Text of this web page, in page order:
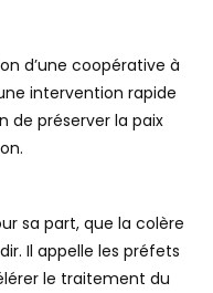
d’une coopérative à
intervention rapide
de préserver la paix
sa part, que la colère
Il appelle les préfets
le traitement du